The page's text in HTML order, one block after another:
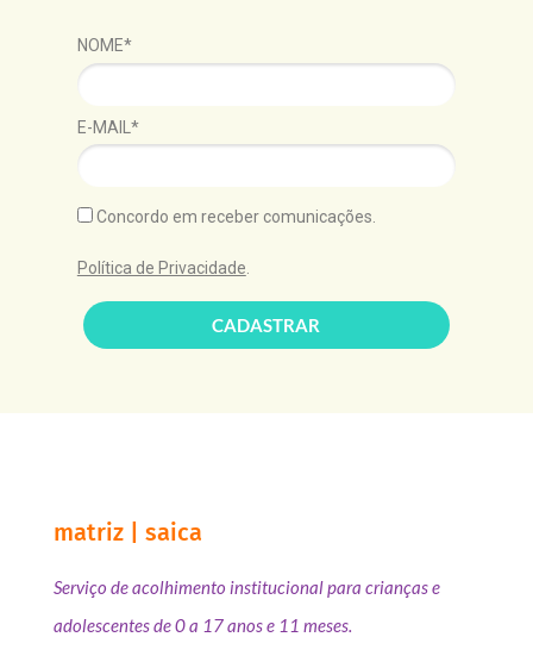
NOME*
E-MAIL*
Concordo em receber comunicações.
Política de Privacidade.
CADASTRAR
matriz | saica
Serviço de acolhimento institucional para crianças e
adolescentes de 0 a 17 anos e 11 meses.